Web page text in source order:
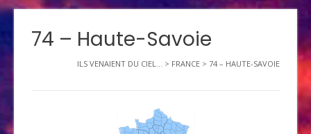
74 – Haute-Savoie
ILS VENAIENT DU CIEL... > FRANCE > 74 – HAUTE-SAVOIE